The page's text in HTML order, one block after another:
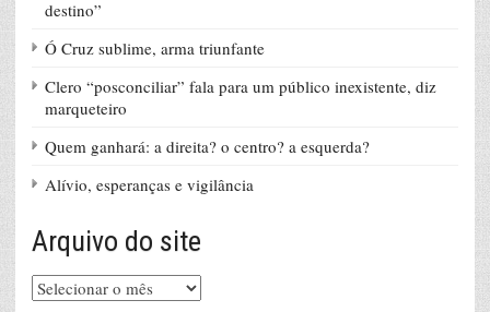
destino”
Ó Cruz sublime, arma triunfante
Clero “posconciliar” fala para um público inexistente, diz
marqueteiro
Quem ganhará: a direita? o centro? a esquerda?
Alívio, esperanças e vigilância
Arquivo do site
Arquivo
do